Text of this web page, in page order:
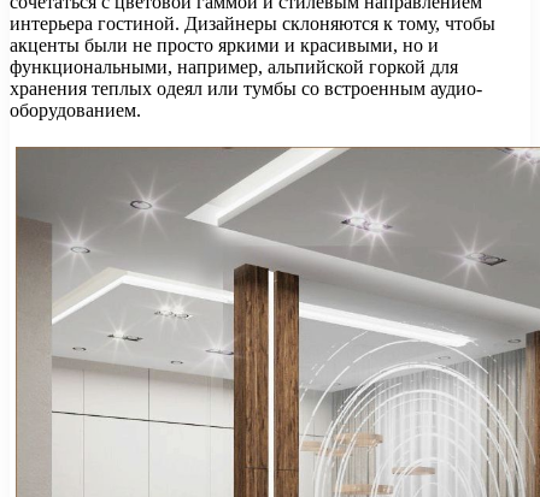
интерьера гостиной. Дизайнеры склоняются к тому, чтобы
акценты были не просто яркими и красивыми, но и
функциональными, например, альпийской горкой для
хранения теплых одеял или тумбы со встроенным аудио-
оборудованием.